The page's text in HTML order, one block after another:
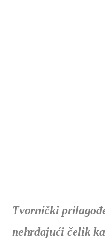
Tvornički
nehrđajući čelik